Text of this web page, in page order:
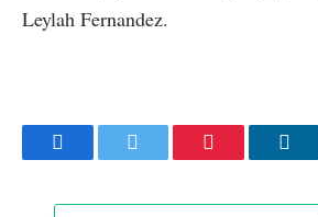
Leylah Fernandez.
FacebookTwitter Pinterest